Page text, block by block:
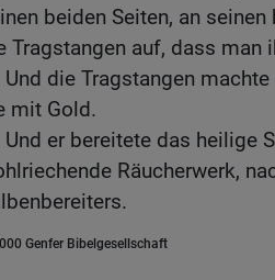
beiden Seiten, an
Tragstangen auf, dass man
Und die Tragstangen
mit Gold.
Und er bereitete das heilige
Räucherwerk,
Genfer Bibelgesellschaft